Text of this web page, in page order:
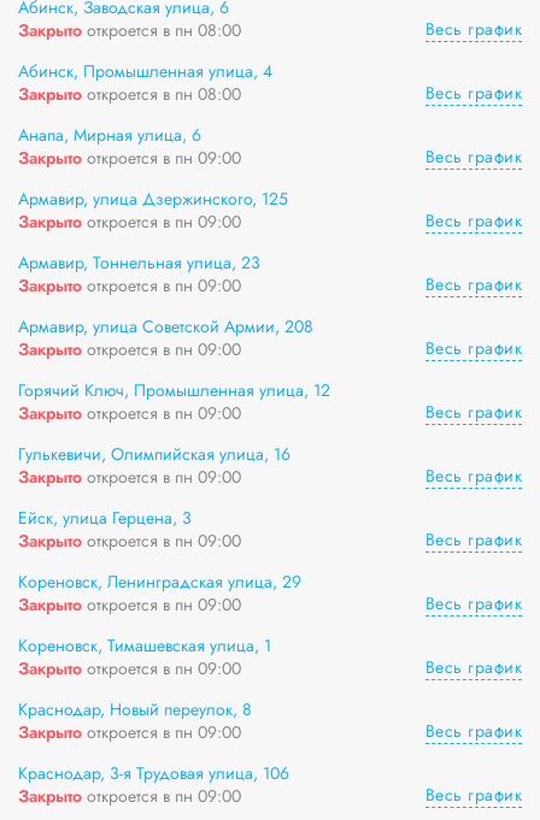
Абинск, Заводская улица, 6
Закрыто откроется в пн 08:00
Весь график
Абинск, Промышленная улица, 4
Закрыто откроется в пн 08:00
Весь график
Анапа, Мирная улица, 6
Закрыто откроется в пн 09:00
Весь график
Армавир, улица Дзержинского, 125
Закрыто откроется в пн 09:00
Весь график
Армавир, Тоннельная улица, 23
Закрыто откроется в пн 09:00
Весь график
Армавир, улица Советской Армии, 208
Закрыто откроется в пн 09:00
Весь график
Горячий Ключ, Промышленная улица, 12
Закрыто откроется в пн 09:00
Весь график
Гулькевичи, Олимпийская улица, 16
Закрыто откроется в пн 09:00
Весь график
Ейск, улица Герцена, 3
Закрыто откроется в пн 09:00
Весь график
Кореновск, Ленинградская улица, 29
Закрыто откроется в пн 09:00
Весь график
Кореновск, Тимашевская улица, 1
Закрыто откроется в пн 09:00
Весь график
Краснодар, Новый переулок, 8
Закрыто откроется в пн 09:00
Весь график
Краснодар, 3-я Трудовая улица, 106
Закрыто откроется в пн 09:00
Весь график